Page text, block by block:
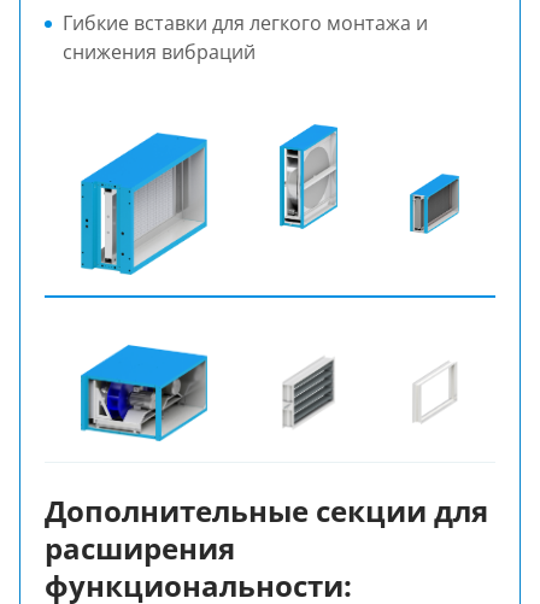
Гибкие вставки для легкого монтажа и
снижения вибраций
Дополнительные секции для
расширения
функциональности: